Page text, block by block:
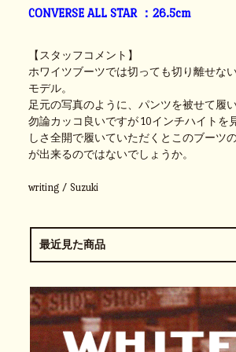
CONVERSE ALL STAR ：26.5cm
【スタッフコメント】
ホワイツブーツでは切っても切り離せな
モデル。
足元の写真のように、パンツを被せて履
勿論カッコ良いですが 10インチハイトを
しさ全開で履いていただくとこのブーツ
が出来るのではないでしょうか。
writing / Suzuki
最近見た商品